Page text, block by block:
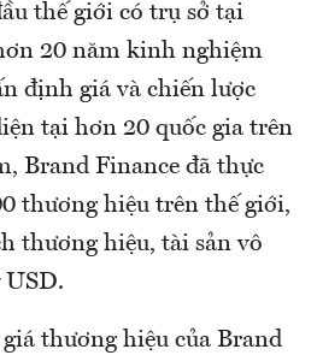
thế giới có trụ sở tại
20 năm kinh nghiệm
định giá và chiến lược
tại hơn 20 quốc gia trên
Brand Finance đã thực
thương hiệu trên thế giới,
thương hiệu, tài sản vô
thương hiệu của Brand